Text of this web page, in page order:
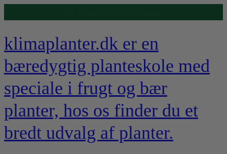
klimaplanter.dk er en
bæredygtig planteskole med
speciale i frugt og bær
planter, hos os finder du et
bredt udvalg af planter.